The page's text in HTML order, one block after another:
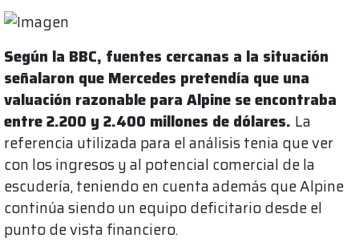
Según la BBC, fuentes cercanas a la situación
señalaron que Mercedes pretendía que una
valuación razonable para Alpine se encontraba
entre 2.200 y 2.400 millones de dólares. La
referencia utilizada para el análisis tenia que ver
con los ingresos y al potencial comercial de la
escudería, teniendo en cuenta además que Alpine
continúa siendo un equipo deficitario desde el
punto de vista financiero.